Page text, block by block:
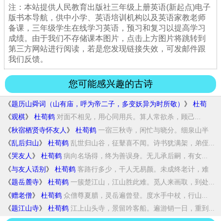
注：本站提供人民教育出版社三年级上册英语(新起点)电子
版书本导航，供中小学、英语培训机构以及英语家教老师
备课，三年级学生在线学习英语，预习和复习以提高学习
成绩。由于我们不存储课本图片，点击上方图片将跳转到
第三方网站进行阅读，若是您发现链接失效，可发邮件跟
我们反馈。
您可能感兴趣的古诗
《题历山舜词（山有庙，呼为帝二子，多变妖异为时所敬） 》 杜荀
鹤 昔舜曾耕地，遗风日寂寥。世人那肯祭，大圣...
《观棋》 杜荀鹤 对面不相见，用心同用兵。算人常欲杀，顾己...
《秋宿栖贤寺怀友人 》 杜荀鹤 一宿三秋寺，闲忙与晓分。细泉山半
落，孤客...
《乱后归山》 杜荀鹤 乱世归山谷，征鼙喜不闻。诗书犹满架，弟侄...
《哭友人 》 杜荀鹤 病向名场得，终为善误身。无儿承后嗣，有女...
《与友人话别 》 杜荀鹤 客路行多少，干人无易颜。未成终老计，难
致...
《题岳麓寺》 杜荀鹤 一簇楚江山，江山胜此难。觅人来画取，到处...
《赠老僧》 杜荀鹤 众僧尊夏腊，灵岳遍曾登。度水手中杖，行山...
《题江山寺》 杜荀鹤 江上山头寺，景留吟客船。遍游销一日，重到...